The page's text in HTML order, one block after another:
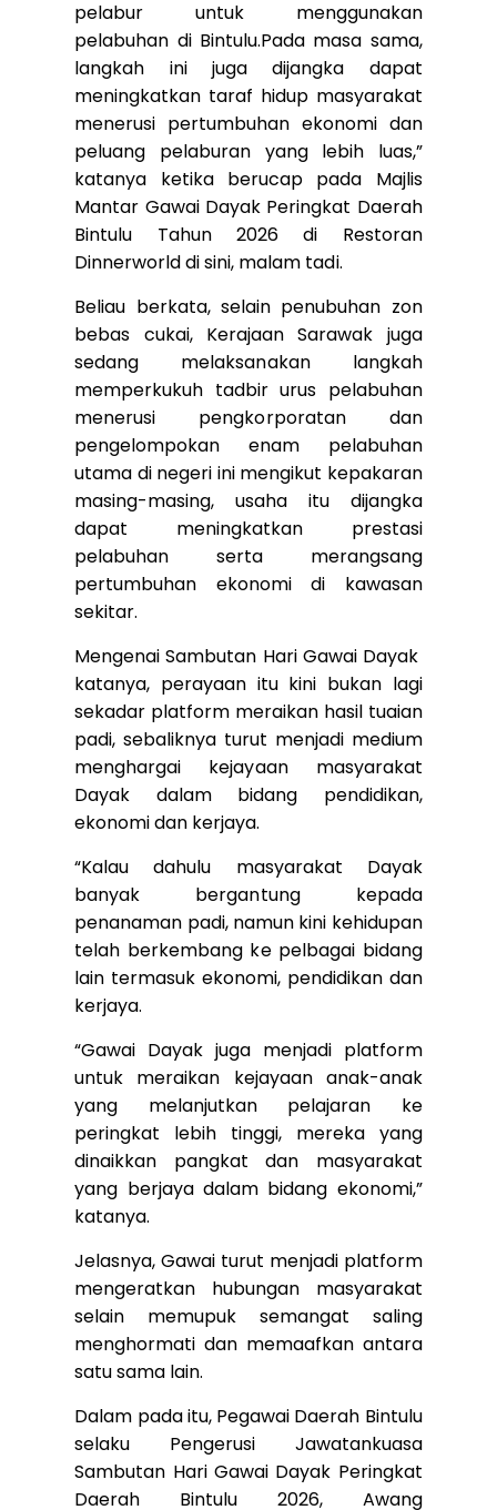
pelabur untuk menggunakan
pelabuhan di Bintulu.Pada masa sama,
langkah ini juga dijangka dapat
meningkatkan taraf hidup masyarakat
menerusi pertumbuhan ekonomi dan
peluang pelaburan yang lebih luas,”
katanya ketika berucap pada Majlis
Mantar Gawai Dayak Peringkat Daerah
Bintulu Tahun 2026 di Restoran
Dinnerworld di sini, malam tadi.
Beliau berkata, selain penubuhan zon
bebas cukai, Kerajaan Sarawak juga
sedang melaksanakan langkah
memperkukuh tadbir urus pelabuhan
menerusi pengkorporatan dan
pengelompokan enam pelabuhan
utama di negeri ini mengikut kepakaran
masing-masing, usaha itu dijangka
dapat meningkatkan prestasi
pelabuhan serta merangsang
pertumbuhan ekonomi di kawasan
sekitar.
Mengenai Sambutan Hari Gawai Dayak
katanya, perayaan itu kini bukan lagi
sekadar platform meraikan hasil tuaian
padi, sebaliknya turut menjadi medium
menghargai kejayaan masyarakat
Dayak dalam bidang pendidikan,
ekonomi dan kerjaya.
“Kalau dahulu masyarakat Dayak
banyak bergantung kepada
penanaman padi, namun kini kehidupan
telah berkembang ke pelbagai bidang
lain termasuk ekonomi, pendidikan dan
kerjaya.
“Gawai Dayak juga menjadi platform
untuk meraikan kejayaan anak-anak
yang melanjutkan pelajaran ke
peringkat lebih tinggi, mereka yang
dinaikkan pangkat dan masyarakat
yang berjaya dalam bidang ekonomi,”
katanya.
Jelasnya, Gawai turut menjadi platform
mengeratkan hubungan masyarakat
selain memupuk semangat saling
menghormati dan memaafkan antara
satu sama lain.
Dalam pada itu, Pegawai Daerah Bintulu
selaku Pengerusi Jawatankuasa
Sambutan Hari Gawai Dayak Peringkat
Daerah Bintulu 2026, Awang